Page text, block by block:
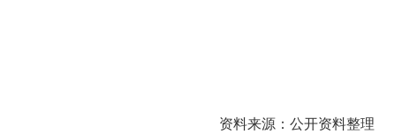
资料来源：公开资料整理